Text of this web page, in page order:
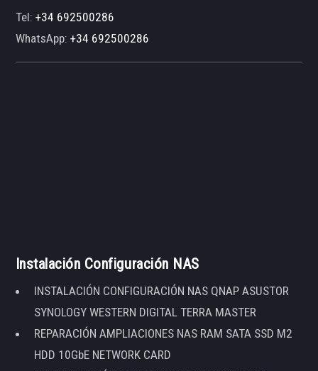
Tel:+34 692500286
WhatsApp:+34 692500286
Instalación Configuración NAS
INSTALACIÓN CONFIGURACIÓN NAS QNAP ASUSTOR
SYNOLOGY WESTERN DIGITAL TERRA MASTER
REPARACIÓN AMPLIACIONES NAS RAM SATA SSD M2
HDD 10GbE NETWORK CARD